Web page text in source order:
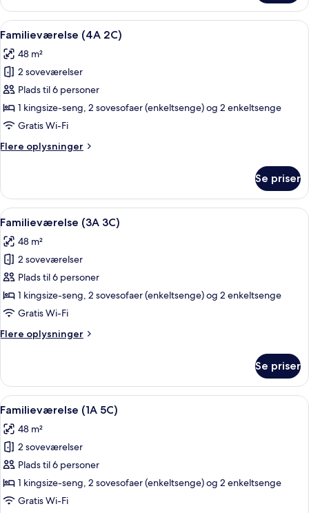
(2A
4C)
Indlæs
alle
billeder
af
Familieværelse
(4A
2C)
Et moderne hotelværelse med en
9
Familieværelse (4A 2C)
48 m²
2 soveværelser
Plads til 6 personer
1 kingsize-seng, 2 sovesofaer (enkeltsenge) og 2 enkeltsenge
Gratis Wi-Fi
Flere oplysninger
Flere
(4A
2C)
Se priser
Indlæs
alle
billeder
af
Familieværelse
(3A
3C)
Et moderne hotelværelse med en
9
Familieværelse (3A 3C)
48 m²
2 soveværelser
Plads til 6 personer
1 kingsize-seng, 2 sovesofaer (enkeltsenge) og 2 enkeltsenge
Gratis Wi-Fi
Flere oplysninger
Flere
(3A
3C)
Se priser
Indlæs
alle
billeder
af
Familieværelse
(1A
5C)
Et moderne hotelværelse med en
9
Familieværelse (1A 5C)
48 m²
2 soveværelser
Plads til 6 personer
1 kingsize-seng, 2 sovesofaer (enkeltsenge) og 2 enkeltsenge
Gratis Wi-Fi